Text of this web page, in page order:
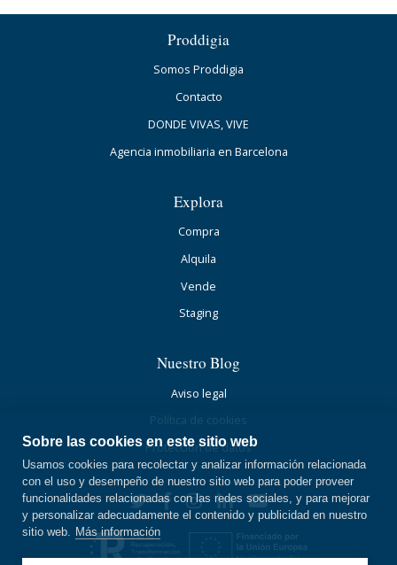
Proddigia
Somos Proddigia
Contacto
DONDE VIVAS, VIVE
Agencia inmobiliaria en Barcelona
Explora
Compra
Alquila
Vende
Staging
Nuestro Blog
Aviso legal
Política de cookies
Protección de datos
Sobre las cookies en este sitio web
Usamos cookies para recolectar y analizar información relacionada
con el uso y desempeño de nuestro sitio web para poder proveer
funcionalidades relacionadas con las redes sociales, y para mejorar
y personalizar adecuadamente el contenido y publicidad en nuestro
sitio web. Más información